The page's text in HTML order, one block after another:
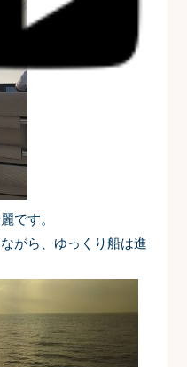
です。
がら、ゆっくり船は進